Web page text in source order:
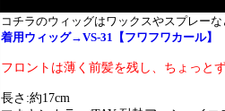
コチラのウィッグはワックスやスプレー
着用ウィッグ→VS-31【フワフワカール】
フロントは薄く前髪を残し、ちょっと
長さ:約17cm